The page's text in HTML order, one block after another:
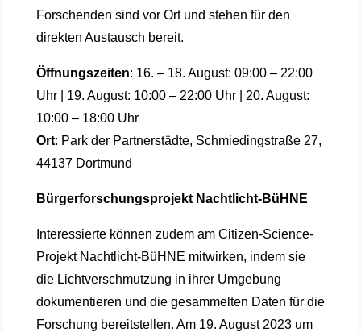
Forschenden sind vor Ort und stehen für den
direkten Austausch bereit.
Öffnungszeiten: 16. – 18. August: 09:00 – 22:00
Uhr | 19. August: 10:00 – 22:00 Uhr | 20. August:
10:00 – 18:00 Uhr
Ort: Park der Partnerstädte, Schmiedingstraße 27,
44137 Dortmund
Bürgerforschungsprojekt Nachtlicht-BüHNE
Interessierte können zudem am Citizen-Science-
Projekt Nachtlicht-BüHNE mitwirken, indem sie
die Lichtverschmutzung in ihrer Umgebung
dokumentieren und die gesammelten Daten für die
Forschung bereitstellen. Am 19. August 2023 um